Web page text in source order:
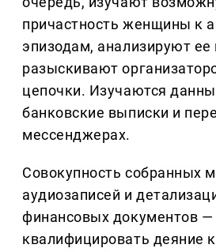
причастность женщины к
эпизодам, анализируют ее
разыскивают
цепочки. Изучаются
банковские выписки и
мессенджерах.
Совокупность собранных
аудиозаписей и
финансовых документов —
квалифицировать деяние